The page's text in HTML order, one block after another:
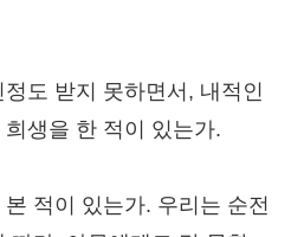
도 받지 못하면서, 내적인
생을 한 적이 있는가.
적이 있는가. 우리는 순전